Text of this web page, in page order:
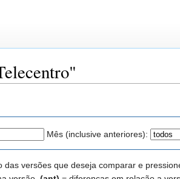
Mês (inclusive anteriores):
versões que deseja comparar e